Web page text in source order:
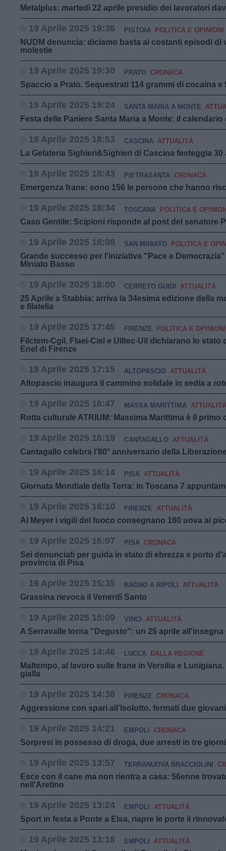
Metalplus: martedì 22 aprile presidio dei lavoratori
19 Aprile 2025 19:36 PISTOIA POLITICA E OPINIONI
NUDM denuncia: diciamo basta ai costanti episodi di
molestie
19 Aprile 2025 19:30 PRATO CRONACA
Spaccio a Prato. Sequestrati 114 grammi di cocaina e
19 Aprile 2025 19:24 SANTA MARIA A MONTE
Festa delle Paniere Santa Maria a Monte: il calendario
19 Aprile 2025 18:53 CASCINA ATTUALITÀ
La Gelateria Sighieri&Sighieri di Cascina festeggia 30
19 Aprile 2025 18:43 PIETRASANTA CRONACA
Emergenza frane: sono 156 le persone che hanno
19 Aprile 2025 18:34 TOSCANA POLITICA E
Caso Gentile: Scipioni risponde al post del senatore
19 Aprile 2025 18:08 SAN MINIATO POLITICA E
Grande successo per l'iniziativa "Pace e
Miniato Basso
19 Aprile 2025 18:00 CERRETO GUIDI ATTUALITÀ
25 Aprile a Stabbia: arriva la 34esima edizione della
e filatelia
19 Aprile 2025 17:45 FIRENZE POLITICA E OPINIONI
Filctem-Cgil, Flaei-Cisl e Uiltec-Uil dichiarano lo stato
Enel di Firenze
19 Aprile 2025 17:15 ALTOPASCIO ATTUALITÀ
Altopascio inaugura il cammino solidale in sedia a
19 Aprile 2025 16:47 MASSA MARITTIMA ATTUALITÀ
Rotta culturale ATRIUM: Massima Marittima è il primo
19 Aprile 2025 16:19 CANTAGALLO ATTUALITÀ
Cantagallo celebra l’80° anniversario della
19 Aprile 2025 16:14 PISA ATTUALITÀ
Giornata Mondiale della Terra: in Toscana 7
19 Aprile 2025 16:10 FIRENZE ATTUALITÀ
Al Meyer i vigili del fuoco consegnano 160 uova ai
19 Aprile 2025 16:07 PISA CRONACA
Sei denunciati per guida in stato di ebrezza e porto
provincia di Pisa
19 Aprile 2025 15:35 BAGNO A RIPOLI ATTUALITÀ
Grassina rievoca il Venerdì Santo
19 Aprile 2025 15:09 VINCI ATTUALITÀ
A Serravalle torna "Degusto": un 25 aprile
19 Aprile 2025 14:46 LUCCA DALLA REGIONE
Maltempo, al lavoro sulle frane in Versilia e
gialla
19 Aprile 2025 14:38 FIRENZE CRONACA
Aggressione con spari all'Isolotto, fermati due
19 Aprile 2025 14:21 EMPOLI CRONACA
Sorpresi in possesso di droga, due arresti in tre
19 Aprile 2025 13:57 TERRANUOVA BRACCIOLINI
Esce con il cane ma non rientra a casa: 56enne
nell'Aretino
19 Aprile 2025 13:24 EMPOLI ATTUALITÀ
Sport in festa a Ponte a Elsa, riapre le porte il
19 Aprile 2025 13:18 EMPOLI ATTUALITÀ